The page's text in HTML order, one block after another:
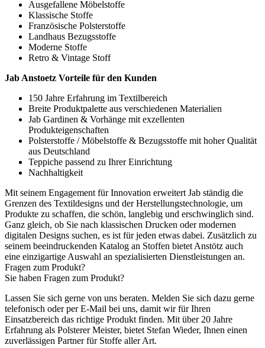
Ausgefallene Möbelstoffe
Klassische Stoffe
Französische Polsterstoffe
Landhaus Bezugsstoffe
Moderne Stoffe
Retro & Vintage Stoff
Jab Anstoetz Vorteile für den Kunden
150 Jahre Erfahrung im Textilbereich
Breite Produktpalette aus verschiedenen Materialien
Jab Gardinen & Vorhänge mit exzellenten
Produkteigenschaften
Polsterstoffe / Möbelstoffe & Bezugsstoffe mit hoher Qualität
aus Deutschland
Teppiche passend zu Ihrer Einrichtung
Nachhaltigkeit
Mit seinem Engagement für Innovation erweitert Jab ständig die
Grenzen des Textildesigns und der Herstellungstechnologie, um
Produkte zu schaffen, die schön, langlebig und erschwinglich sind.
Ganz gleich, ob Sie nach klassischen Drucken oder modernen
digitalen Designs suchen, es ist für jeden etwas dabei. Zusätzlich zu
seinem beeindruckenden Katalog an Stoffen bietet Anstötz auch
eine einzigartige Auswahl an spezialisierten Dienstleistungen an.
Fragen zum Produkt?
Sie haben Fragen zum Produkt?
Lassen Sie sich gerne von uns beraten. Melden Sie sich dazu gerne
telefonisch oder per E-Mail bei uns, damit wir für Ihren
Einsatzbereich das richtige Produkt finden. Mit über 20 Jahre
Erfahrung als Polsterer Meister, bietet Stefan Wieder, Ihnen einen
zuverlässigen Partner für Stoffe aller Art.